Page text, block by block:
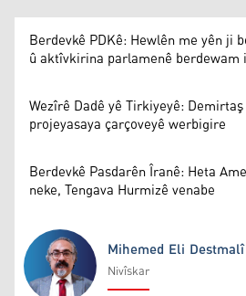
Berdevkê PDKê: Hewlên me yên ji
û aktîvkirina parlamenê berdewam
Wezîrê Dadê yê Tirkiyeyê:
projeyasaya çarçoveyê werbigire
Berdevkê Pasdarên Îranê: Heta
neke, Tengava Hurmizê venabe
Mihemed Eli Destmalî
Nivîskar